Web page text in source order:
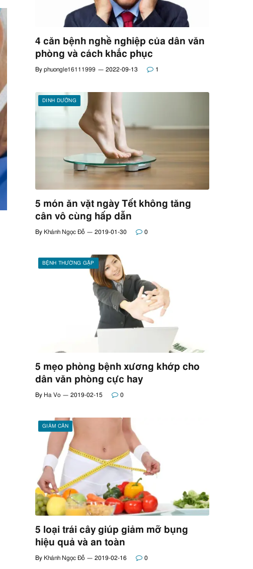
4 căn bệnh nghề nghiệp của dân văn
phòng và cách khắc phục
By phuongle16111999 2022-09-13 1
DINH DƯỠNG
5 món ăn vặt ngày Tết không tăng
cân vô cùng hấp dẫn
By Khánh Ngọc Đỗ 2019-01-30 0
BỆNH THƯỜNG GẶP
5 mẹo phòng bệnh xương khớp cho
dân văn phòng cực hay
By Ha Vo 2019-02-15 0
GIẢM CÂN
5 loại trái cây giúp giảm mỡ bụng
hiệu quả và an toàn
By Khánh Ngọc Đỗ 2019-02-16 0